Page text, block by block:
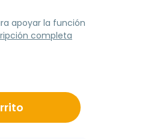
apoyar la función
completa